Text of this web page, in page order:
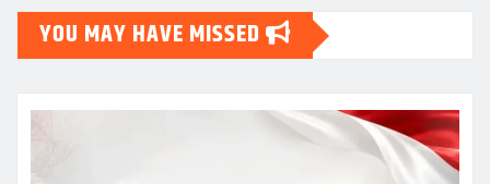
YOU MAY HAVE MISSED